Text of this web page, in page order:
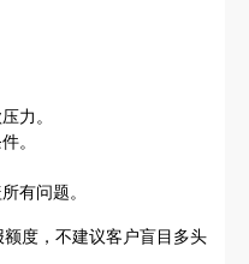
力。
。
有问题。
度，不建议客户盲目多头